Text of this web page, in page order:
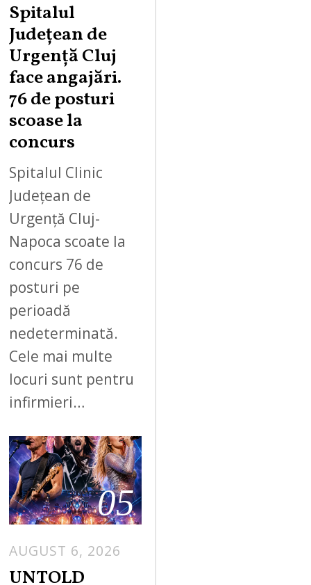
Spitalul
Județean de
Urgență Cluj
face angajări.
76 de posturi
scoase la
concurs
Spitalul Clinic
Județean de
Urgență Cluj-
Napoca scoate la
concurs 76 de
posturi pe
perioadă
nedeterminată.
Cele mai multe
locuri sunt pentru
infirmieri…
05
AUGUST 6, 2026
UNTOLD